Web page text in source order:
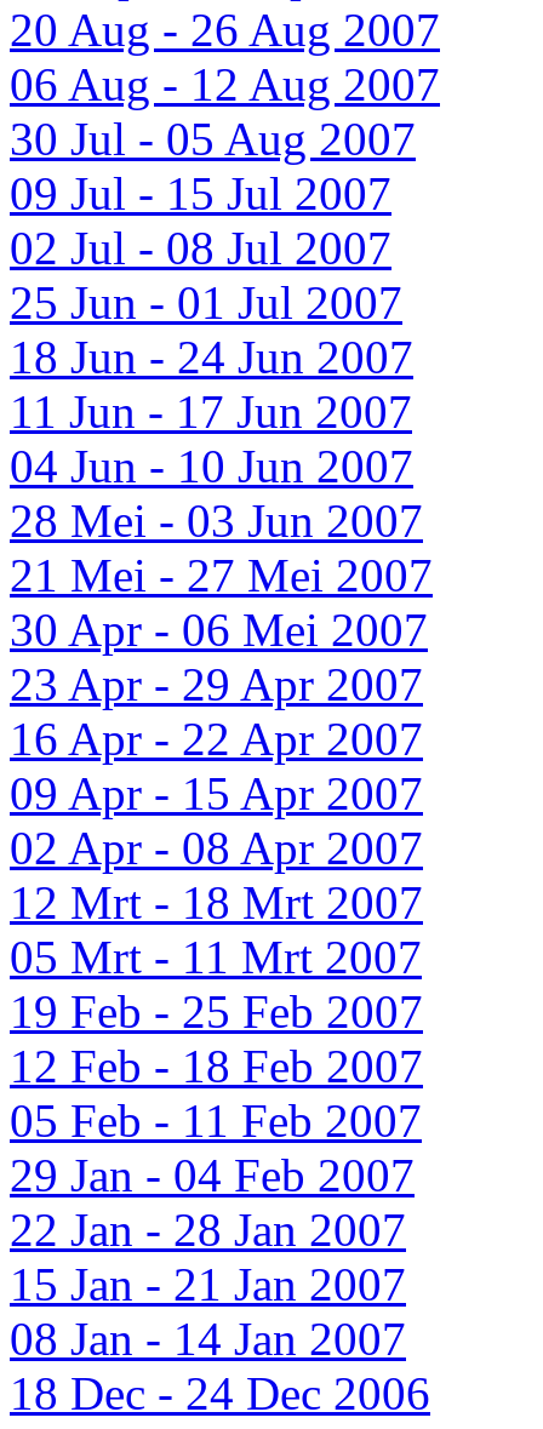
20 Aug - 26 Aug 2007
06 Aug - 12 Aug 2007
30 Jul - 05 Aug 2007
09 Jul - 15 Jul 2007
02 Jul - 08 Jul 2007
25 Jun - 01 Jul 2007
18 Jun - 24 Jun 2007
11 Jun - 17 Jun 2007
04 Jun - 10 Jun 2007
28 Mei - 03 Jun 2007
21 Mei - 27 Mei 2007
30 Apr - 06 Mei 2007
23 Apr - 29 Apr 2007
16 Apr - 22 Apr 2007
09 Apr - 15 Apr 2007
02 Apr - 08 Apr 2007
12 Mrt - 18 Mrt 2007
05 Mrt - 11 Mrt 2007
19 Feb - 25 Feb 2007
12 Feb - 18 Feb 2007
05 Feb - 11 Feb 2007
29 Jan - 04 Feb 2007
22 Jan - 28 Jan 2007
15 Jan - 21 Jan 2007
08 Jan - 14 Jan 2007
18 Dec - 24 Dec 2006